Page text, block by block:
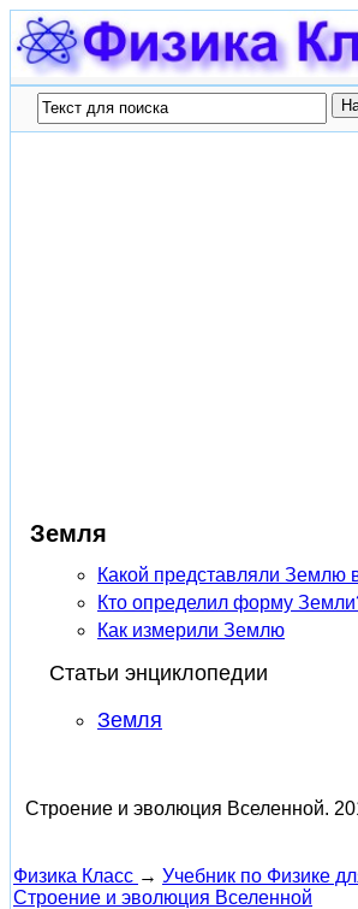
Земля
Какой представляли Землю
Кто определил форму
Как измерили Землю
Статьи энциклопедии
Земля
Строение и эволюция Вселенной.
Физика Класс → Учебник по Физике
Строение и эволюция Вселенной